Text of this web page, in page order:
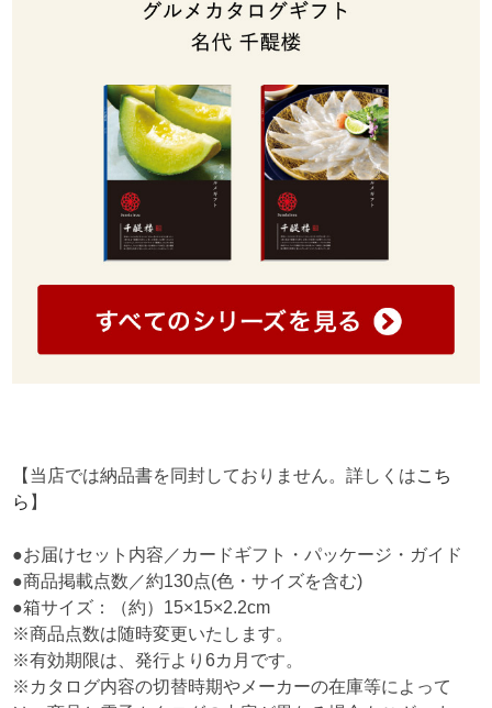
【当店では納品書を同封しておりません。詳しくはこち
ら 】
●お届けセット内容／カードギフト・パッケージ・ガイド
●商品掲載点数／約130点(色・サイズを含む)
●箱サイズ：（約）15×15×2.2cm
※商品点数は随時変更いたします。
※有効期限は、発行より6カ月です。
※カタログ内容の切替時期やメーカーの在庫等によって